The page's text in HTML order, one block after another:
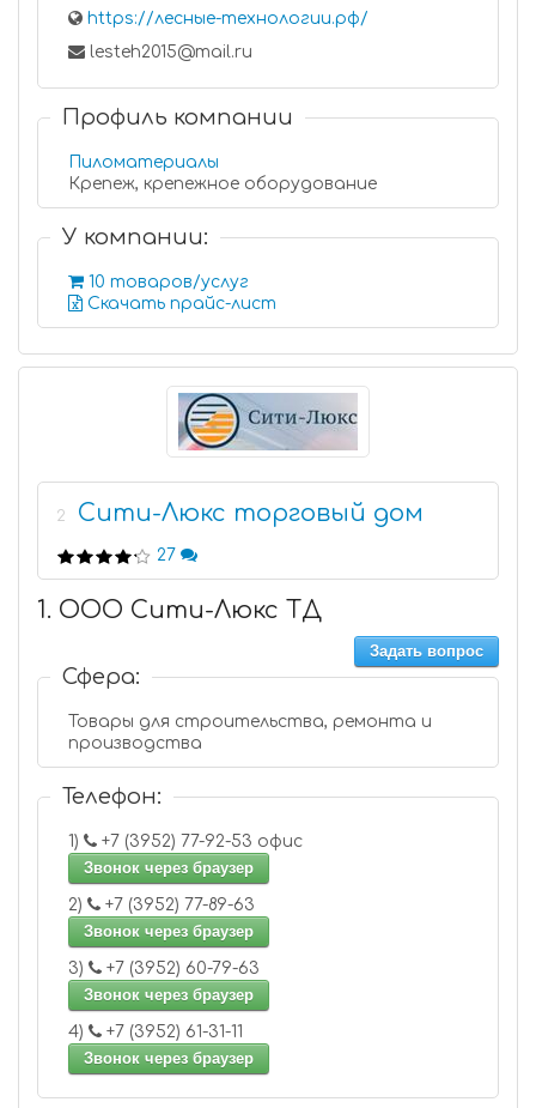
https://лесные-технологии.рф/
lesteh2015@mail.ru
Профиль компании
Пиломатериалы
Крепеж, крепежное оборудование
У компании:
10 товаров/услуг
Скачать прайс-лист
2 Сити-Люкс торговый дом
27
1. ООО Сити-Люкс ТД
Задать вопрос
Сфера:
Товары для строительства, ремонта и
производства
Телефон:
1)
+7 (3952) 77-92-53 офис
Звонок через браузер
2)
+7 (3952) 77-89-63
Звонок через браузер
3)
+7 (3952) 60-79-63
Звонок через браузер
4)
+7 (3952) 61-31-11
Звонок через браузер